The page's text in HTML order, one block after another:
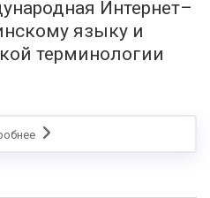
Интернет–
языку и
терминологии